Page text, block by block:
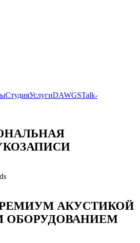
СтудияУслугиDAWGSTalk-
АКУСТИКОЙ